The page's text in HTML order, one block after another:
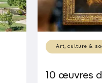
Art, culture &
10 œuvres